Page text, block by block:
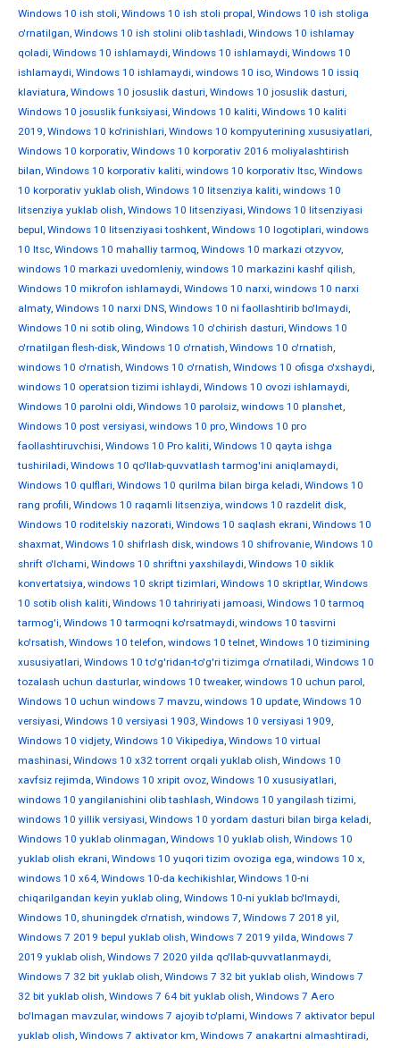
Windows 10 ish stoli, Windows 10 ish stoli propal, Windows 10 ish stoliga
o'rnatilgan, Windows 10 ish stolini olib tashladi, Windows 10 ishlamay
qoladi, Windows 10 ishlamaydi, Windows 10 ishlamaydi, Windows 10
ishlamaydi, Windows 10 ishlamaydi, windows 10 iso, Windows 10 issiq
klaviatura, Windows 10 josuslik dasturi, Windows 10 josuslik dasturi,
Windows 10 josuslik funksiyasi, Windows 10 kaliti, Windows 10 kaliti
2019, Windows 10 ko'rinishlari, Windows 10 kompyuterining xususiyatlari,
Windows 10 korporativ, Windows 10 korporativ 2016 moliyalashtirish
bilan, Windows 10 korporativ kaliti, windows 10 korporativ ltsc, Windows
10 korporativ yuklab olish, Windows 10 litsenziya kaliti, windows 10
litsenziya yuklab olish, Windows 10 litsenziyasi, Windows 10 litsenziyasi
bepul, Windows 10 litsenziyasi toshkent, Windows 10 logotiplari, windows
10 ltsc, Windows 10 mahalliy tarmoq, Windows 10 markazi otzyvov,
windows 10 markazi uvedomleniy, windows 10 markazini kashf qilish,
Windows 10 mikrofon ishlamaydi, Windows 10 narxi, windows 10 narxi
almaty, Windows 10 narxi DNS, Windows 10 ni faollashtirib bo'lmaydi,
Windows 10 ni sotib oling, Windows 10 o'chirish dasturi, Windows 10
o'rnatilgan flesh-disk, Windows 10 o'rnatish, Windows 10 o'rnatish,
windows 10 o'rnatish, Windows 10 o'rnatish, Windows 10 ofisga o'xshaydi,
windows 10 operatsion tizimi ishlaydi, Windows 10 ovozi ishlamaydi,
Windows 10 parolni oldi, Windows 10 parolsiz, windows 10 planshet,
Windows 10 post versiyasi, windows 10 pro, Windows 10 pro
faollashtiruvchisi, Windows 10 Pro kaliti, Windows 10 qayta ishga
tushiriladi, Windows 10 qo'llab-quvvatlash tarmog'ini aniqlamaydi,
Windows 10 qulflari, Windows 10 qurilma bilan birga keladi, Windows 10
rang profili, Windows 10 raqamli litsenziya, windows 10 razdelit disk,
Windows 10 roditelskiy nazorati, Windows 10 saqlash ekrani, Windows 10
shaxmat, Windows 10 shifrlash disk, windows 10 shifrovanie, Windows 10
shrift o'lchami, Windows 10 shriftni yaxshilaydi, Windows 10 siklik
konvertatsiya, windows 10 skript tizimlari, Windows 10 skriptlar, Windows
10 sotib olish kaliti, Windows 10 tahririyati jamoasi, Windows 10 tarmoq
tarmog'i, Windows 10 tarmoqni ko'rsatmaydi, windows 10 tasvirni
ko'rsatish, Windows 10 telefon, windows 10 telnet, Windows 10 tizimining
xususiyatlari, Windows 10 to'g'ridan-to'g'ri tizimga o'rnatiladi, Windows 10
tozalash uchun dasturlar, windows 10 tweaker, windows 10 uchun parol,
Windows 10 uchun windows 7 mavzu, windows 10 update, Windows 10
versiyasi, Windows 10 versiyasi 1903, Windows 10 versiyasi 1909,
Windows 10 vidjety, Windows 10 Vikipediya, Windows 10 virtual
mashinasi, Windows 10 x32 torrent orqali yuklab olish, Windows 10
xavfsiz rejimda, Windows 10 xripit ovoz, Windows 10 xususiyatlari,
windows 10 yangilanishini olib tashlash, Windows 10 yangilash tizimi,
windows 10 yillik versiyasi, Windows 10 yordam dasturi bilan birga keladi,
Windows 10 yuklab olinmagan, Windows 10 yuklab olish, Windows 10
yuklab olish ekrani, Windows 10 yuqori tizim ovoziga ega, windows 10 х,
windows 10 х64, Windows 10-da kechikishlar, Windows 10-ni
chiqarilgandan keyin yuklab oling, Windows 10-ni yuklab bo'lmaydi,
Windows 10, shuningdek o'rnatish, windows 7, Windows 7 2018 yil,
Windows 7 2019 bepul yuklab olish, Windows 7 2019 yilda, Windows 7
2019 yuklab olish, Windows 7 2020 yilda qo'llab-quvvatlanmaydi,
Windows 7 32 bit yuklab olish, Windows 7 32 bit yuklab olish, Windows 7
32 bit yuklab olish, Windows 7 64 bit yuklab olish, Windows 7 Aero
bo'lmagan mavzular, windows 7 ajoyib to'plami, Windows 7 aktivator bepul
yuklab olish, Windows 7 aktivator km, Windows 7 anakartni almashtiradi,